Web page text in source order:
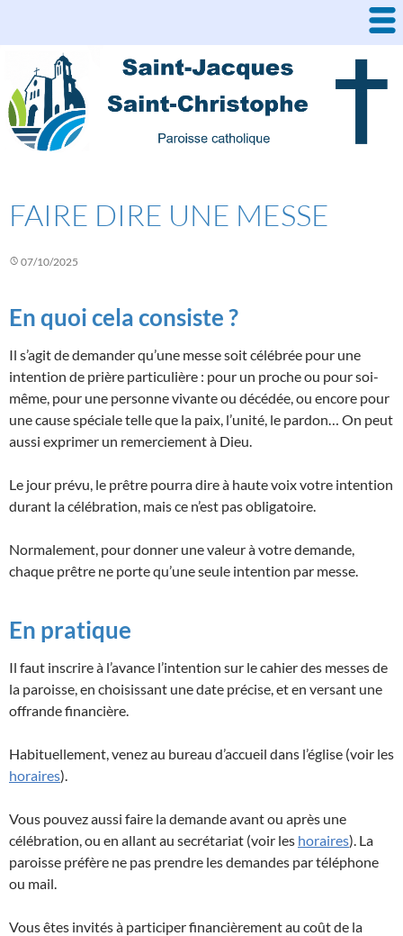
contenu
FAIRE DIRE UNE MESSE
07/10/2025
En quoi cela consiste ?
Il s’agit de demander qu’une messe soit célébrée pour une
intention de prière particulière : pour un proche ou pour soi-
même, pour une personne vivante ou décédée, ou encore pour
une cause spéciale telle que la paix, l’unité, le pardon… On peut
aussi exprimer un remerciement à Dieu.
Le jour prévu, le prêtre pourra dire à haute voix votre intention
durant la célébration, mais ce n’est pas obligatoire.
Normalement, pour donner une valeur à votre demande,
chaque prêtre ne porte qu’une seule intention par messe.
En pratique
Il faut inscrire à l’avance l’intention sur le cahier des messes de
la paroisse, en choisissant une date précise, et en versant une
offrande financière.
Habituellement, venez au bureau d’accueil dans l’église (voir les
horaires).
Vous pouvez aussi faire la demande avant ou après une
célébration, ou en allant au secrétariat (voir les horaires). La
paroisse préfère ne pas prendre les demandes par téléphone
ou mail.
Vous êtes invités à participer financièrement au coût de la